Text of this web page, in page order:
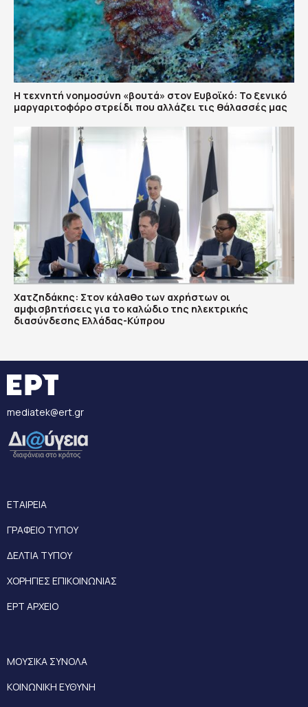
Η τεχνητή νοημοσύνη «βουτά» στον Ευβοϊκό: Το ξενικό
μαργαριτοφόρο στρείδι που αλλάζει τις θάλασσές μας
Χατζηδάκης: Στον κάλαθο των αχρήστων οι
αμφισβητήσεις για το καλώδιο της ηλεκτρικής
διασύνδεσης Ελλάδας-Κύπρου
mediatek@ert.gr
ΕΤΑΙΡΕΙΑ
ΓΡΑΦΕΙΟ ΤΥΠΟΥ
ΔΕΛΤΙΑ ΤΥΠΟΥ
ΧΟΡΗΓΙΕΣ ΕΠΙΚΟΙΝΩΝΙΑΣ
ΕΡΤ ΑΡΧΕΙΟ
ΜΟΥΣΙΚΑ ΣΥΝΟΛΑ
ΚΟΙΝΩΝΙΚΗ ΕΥΘΥΝΗ